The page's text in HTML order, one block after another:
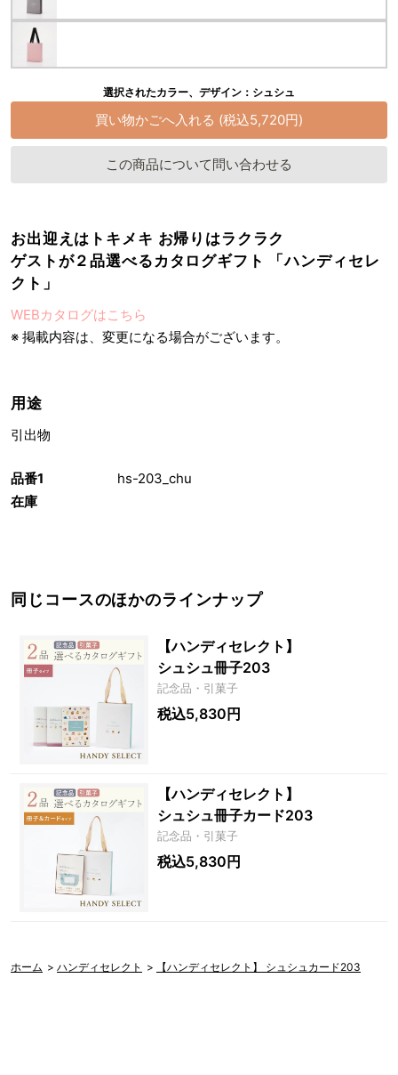
品番1
hs-203_chu
在庫
選択されたカラー、デザイン：シュシュ
この商品について問い合わせる
お出迎えはトキメキ お帰りはラクラク
ゲストが２品選べるカタログギフト 「ハンディセレ
クト」
WEBカタログはこちら
※ 掲載内容は、変更になる場合がございます。
用途
引出物
同じコースのほかのラインナップ
【ハンディセレクト】
シュシュ冊子203
記念品・引菓子
税込5,830円
【ハンディセレクト】
シュシュ冊子カード203
記念品・引菓子
税込5,830円
ホーム > ハンディセレクト > 【ハンディセレクト】 シュシュカード203